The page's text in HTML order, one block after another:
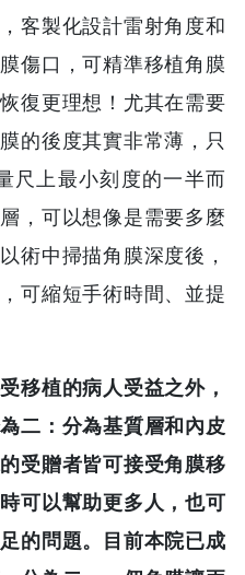
客製化設計雷射角度和
傷口，可精準移植角膜
復更理想！尤其在需要
的後度其實非常薄，只
尺上最小刻度的一半而
，可以想像是需要多麼
術中掃描角膜深度後，
可縮短手術時間、並提
移植的病人受益之外，
二：分為基質層和內皮
受贈者皆可接受角膜移
可以幫助更多人，也可
的問題。目前本院已成